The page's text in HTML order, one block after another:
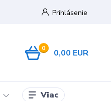
Prihlásenie
0 0,00 EUR
Viac